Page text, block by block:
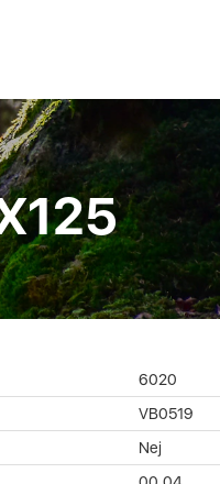
6020
VB0519
Nej